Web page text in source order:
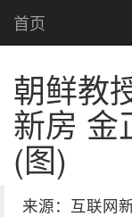
首页
朝鲜教
新房 金
(图)
来源：互联网